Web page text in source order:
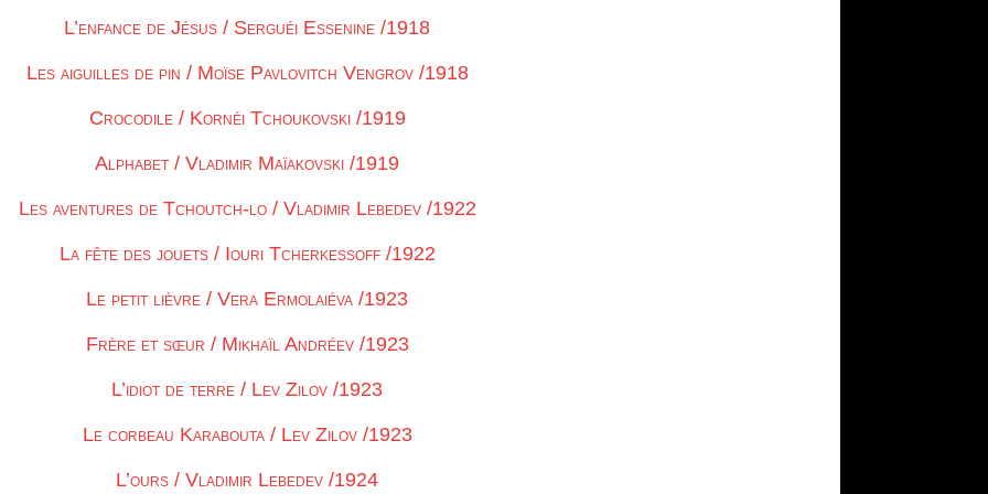
L’enfance de Jésus / Serguéi Essenine /1918
Les aiguilles de pin / Moïse Pavlovitch Vengrov /1918
Crocodile / Kornéi Tchoukovski /1919
Alphabet / Vladimir Maïakovski /1919
Les aventures de Tchoutch-lo / Vladimir Lebedev /1922
La fête des jouets / Iouri Tcherkessoff /1922
Le petit lièvre / Vera Ermolaiéva /1923
Frère et sœur / Mikhaïl Andréev /1923
L’idiot de terre / Lev Zilov /1923
Le corbeau Karabouta / Lev Zilov /1923
L’ours / Vladimir Lebedev /1924